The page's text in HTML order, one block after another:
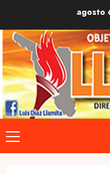
content
agosto
Primary
Menu